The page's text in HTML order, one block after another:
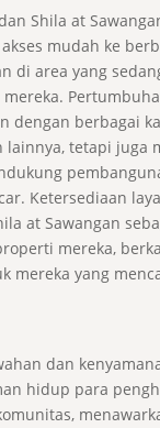
Shila at
akses mudah ke
di area yang
berbagai
tetapi
Ketersediaan
at Sawangan
mereka,
yang
dan
hidup para